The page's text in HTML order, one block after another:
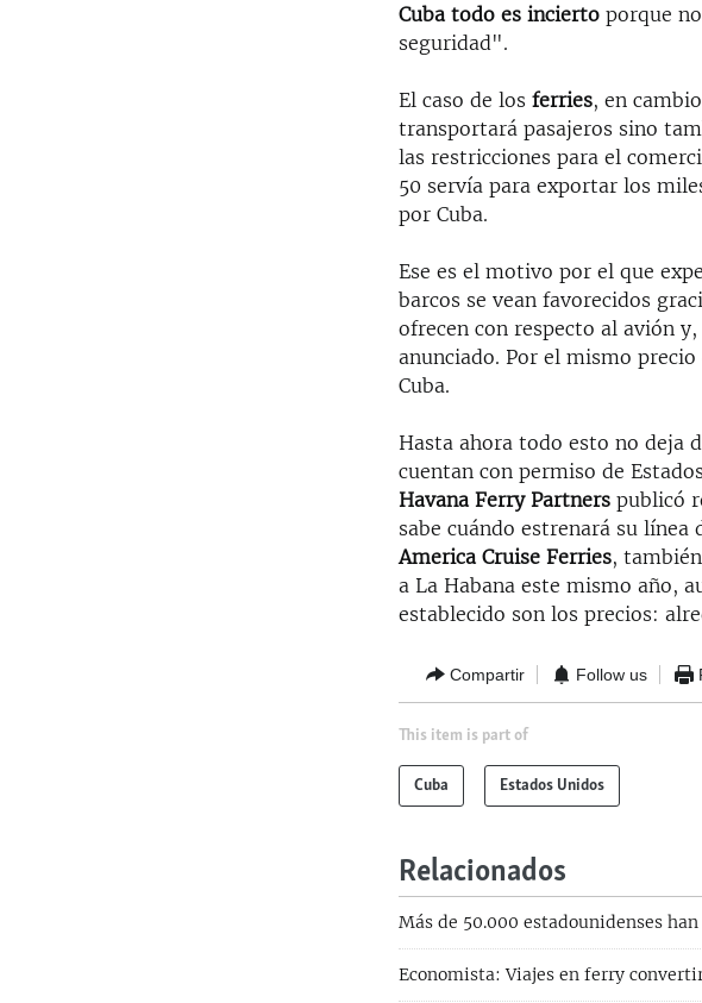
Cuba todo es incierto porque
seguridad".
El caso de losferries, en
transportará pasajeros sino
las restricciones para el
50 servía para exportar los
por Cuba.
Ese es el motivo por el que
barcos se vean favorecidos
ofrecen con respecto al avión
anunciado. Por el mismo
Cuba.
Hasta ahora todo esto no deja
cuentan con permiso de
Havana Ferry Partners publicó
sabe cuándo estrenará su
America Cruise Ferries,
a La Habana este mismo año,
establecido son los precios:
Compartir Follow us
This item is part of
Cuba Estados Unidos
Relacionados
Más de 50.000 estadounidenses
Economista: Viajes en ferry